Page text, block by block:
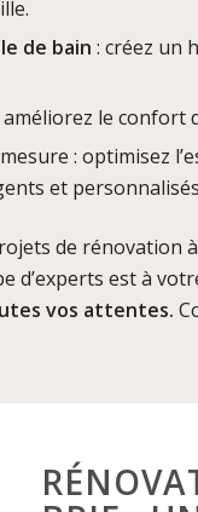
de bain : créez un
le confort
: optimisez
et
de rénovation
d’experts est à
vos attentes.